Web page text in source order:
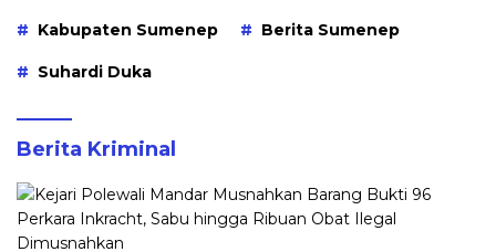
Kabupaten Sumenep Berita Sumenep
Suhardi Duka
Berita Kriminal